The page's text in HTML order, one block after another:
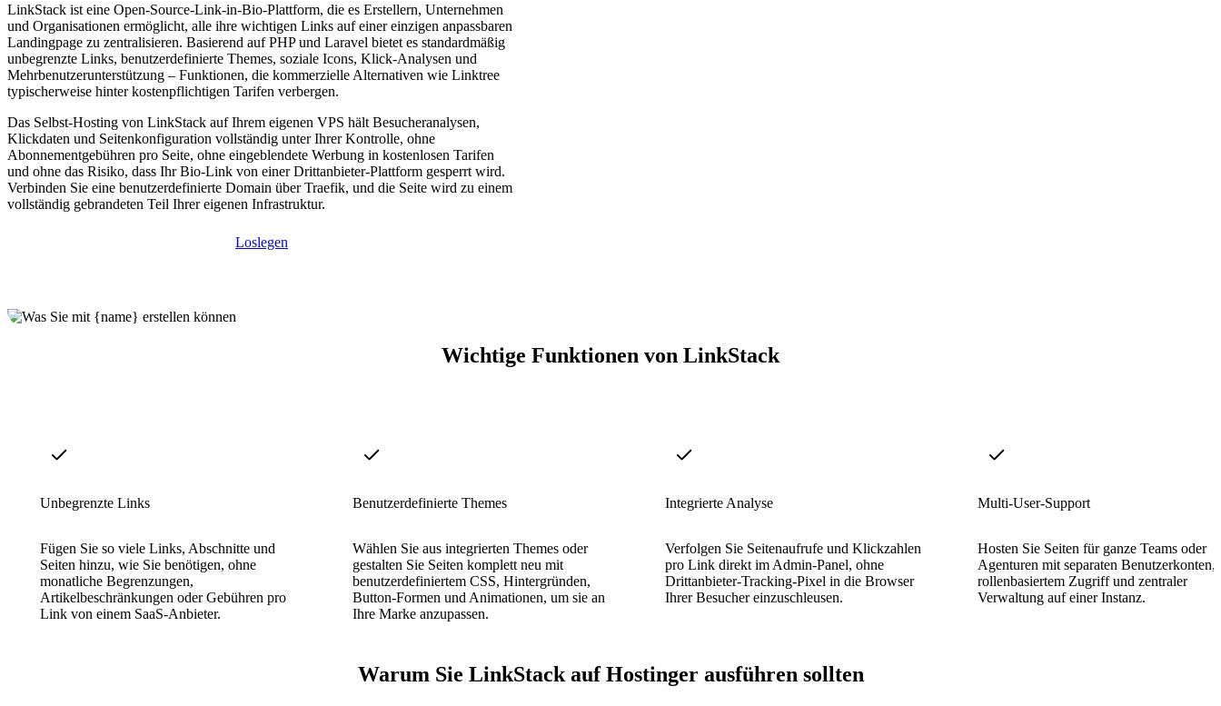
LinkStack ist eine Open-Source-Link-in-Bio-Plattform, die es Erstellern, Unternehmen
und Organisationen ermöglicht, alle ihre wichtigen Links auf einer einzigen anpassbaren
Landingpage zu zentralisieren. Basierend auf PHP und Laravel bietet es standardmäßig
unbegrenzte Links, benutzerdefinierte Themes, soziale Icons, Klick-Analysen und
Mehrbenutzerunterstützung – Funktionen, die kommerzielle Alternativen wie Linktree
typischerweise hinter kostenpflichtigen Tarifen verbergen.
Das Selbst-Hosting von LinkStack auf Ihrem eigenen VPS hält Besucheranalysen,
Klickdaten und Seitenkonfiguration vollständig unter Ihrer Kontrolle, ohne
Abonnementgebühren pro Seite, ohne eingeblendete Werbung in kostenlosen Tarifen
und ohne das Risiko, dass Ihr Bio-Link von einer Drittanbieter-Plattform gesperrt wird.
Verbinden Sie eine benutzerdefinierte Domain über Traefik, und die Seite wird zu einem
vollständig gebrandeten Teil Ihrer eigenen Infrastruktur.
Loslegen
Wichtige Funktionen von LinkStack
Unbegrenzte Links
Fügen Sie so viele Links, Abschnitte und
Seiten hinzu, wie Sie benötigen, ohne
monatliche Begrenzungen,
Artikelbeschränkungen oder Gebühren pro
Link von einem SaaS-Anbieter.
Benutzerdefinierte Themes
Wählen Sie aus integrierten Themes oder
gestalten Sie Seiten komplett neu mit
benutzerdefiniertem CSS, Hintergründen,
Button-Formen und Animationen, um sie an
Ihre Marke anzupassen.
Integrierte Analyse
Verfolgen Sie Seitenaufrufe und Klickzahlen
pro Link direkt im Admin-Panel, ohne
Drittanbieter-Tracking-Pixel in die Browser
Ihrer Besucher einzuschleusen.
Multi-User-Support
Hosten Sie Seiten für ganze Teams oder
Agenturen mit separaten Benutzerkonten,
rollenbasiertem Zugriff und zentraler
Verwaltung auf einer Instanz.
Warum Sie LinkStack auf Hostinger ausführen sollten